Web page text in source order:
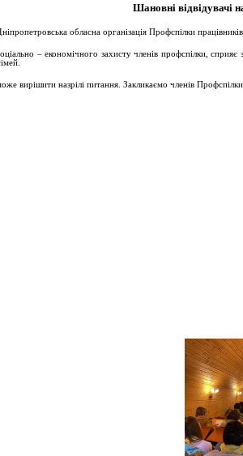
Шановні відвідувачі
обласна організація Профспілки
– економічного захисту членів профспілки, сприяє
вирішити назрілі питання. Закликаємо членів